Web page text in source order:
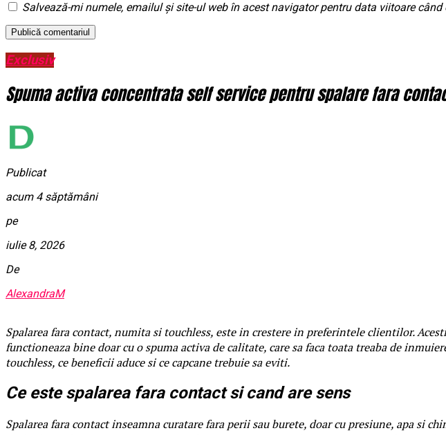
Salvează-mi numele, emailul și site-ul web în acest navigator pentru data viitoare când
Exclusiv
Spuma activa concentrata self service pentru spalare fara
Publicat
acum 4 săptămâni
pe
iulie 8, 2026
De
AlexandraM
Spalarea fara contact, numita si touchless, este in crestere in preferintele clientilor.
functioneaza bine doar cu o spuma activa de calitate, care sa faca toata treaba de
touchless, ce beneficii aduce si ce capcane trebuie sa eviti.
Ce este spalarea fara contact si cand are sens
Spalarea fara contact inseamna curatare fara perii sau burete, doar cu presiune, apa si